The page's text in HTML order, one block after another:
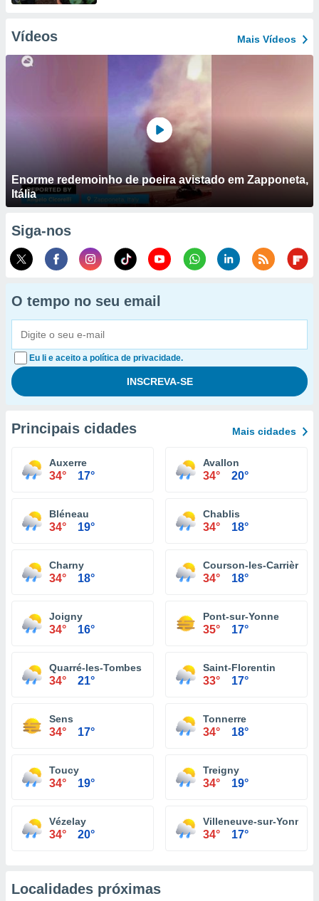
Vídeos Mais Vídeos
Enorme redemoinho de poeira avistado em Zapponeta,
Itália
Siga-nos
O tempo no seu email
Eu li e aceito a política de privacidade.
Principais cidades Mais cidades
Auxerre
34° 17°
Avallon
34° 20°
Bléneau
34° 19°
Chablis
34° 18°
Charny
34° 18°
Courson-les-Carrières
34° 18°
Joigny
34° 16°
Pont-sur-Yonne
35° 17°
Quarré-les-Tombes
34° 21°
Saint-Florentin
33° 17°
Sens
34° 17°
Tonnerre
34° 18°
Toucy
34° 19°
Treigny
34° 19°
Vézelay
34° 20°
Villeneuve-sur-Yonne
34° 17°
Localidades próximas